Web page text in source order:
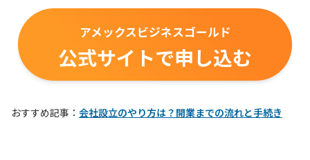
アメックスビジネスゴールド
公式サイトで申し込む
おすすめ記事： 会社設立のやり方は？開業までの流れと手続き